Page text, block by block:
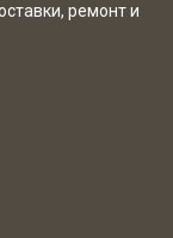
ремонт и